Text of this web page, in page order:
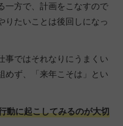
一方で、計画をこなすので
りたいことは後回しになっ
事ではそれなりにうまくい
めず、「来年こそは」とい
動に起こしてみるのが大切